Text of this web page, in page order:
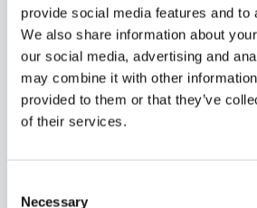
provide social media features and to
We also share information about
our social media, advertising and
may combine it with other
provided to them or that they’ve
of their services.
Necessary